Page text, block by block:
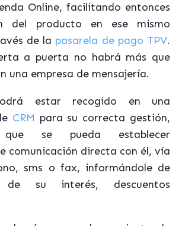
Online, facilitando entonces
del producto en ese mismo
de la pasarela de pago TPV.
a puerta no habrá más que
una empresa de mensajería.
estar recogido en una
CRM para su correcta gestión,
se pueda establecer
comunicación directa con él, vía
sms o fax, informándole de
de su interés, descuentos